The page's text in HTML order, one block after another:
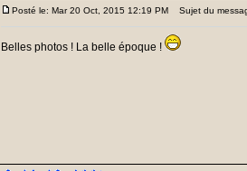
Posté le: Mar 20 Oct, 2015 12:19 PM Sujet du
Belles photos ! La belle époque !